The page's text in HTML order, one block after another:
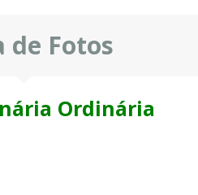
de Fotos
Ordinária